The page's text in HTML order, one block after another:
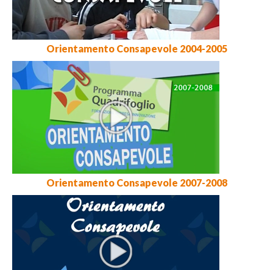
Orientamento Consapevole 2004-2005
Orientamento Consapevole 2007-2008